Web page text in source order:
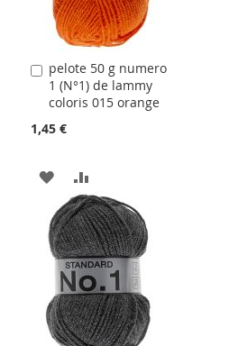
pelote 50 g numero
1 (N°1) de lammy
coloris 015 orange
1,45 €
Ajouter
au
panier
AJOUTER
À
LA
LISTE
D'ACHATS
AU
COMPARATEUR